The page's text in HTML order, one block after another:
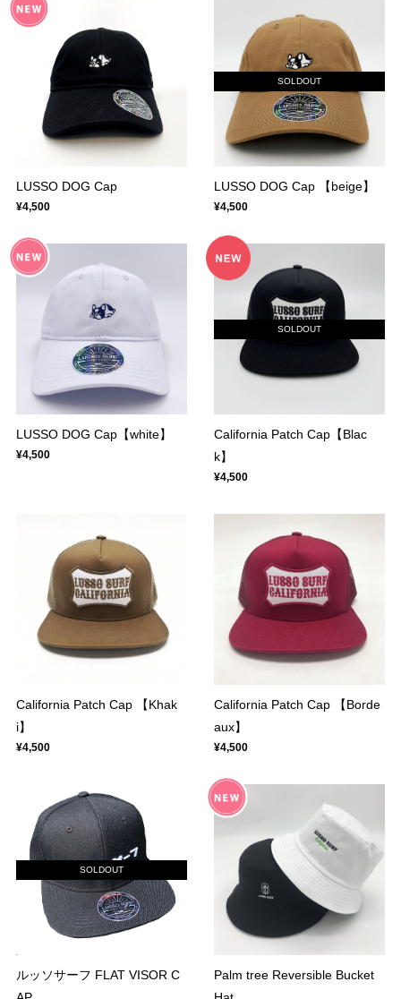
LUSSO DOG Cap
¥4,500
SOLDOUT
LUSSO DOG Cap 【beige】
¥4,500
LUSSO DOG Cap【white】
¥4,500
SOLDOUT
California Patch Cap【Blac
k】
¥4,500
California Patch Cap 【Khak
i】
¥4,500
California Patch Cap 【Borde
aux】
¥4,500
SOLDOUT
ルッソサーフ FLAT VISOR C
Palm tree Reversible Bucket